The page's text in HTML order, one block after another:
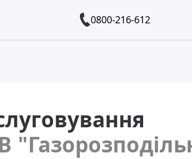
0800-216-612